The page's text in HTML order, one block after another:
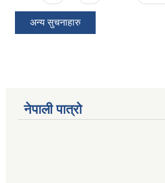
अन्य सुचनाहारु
नेपाली पात्रो